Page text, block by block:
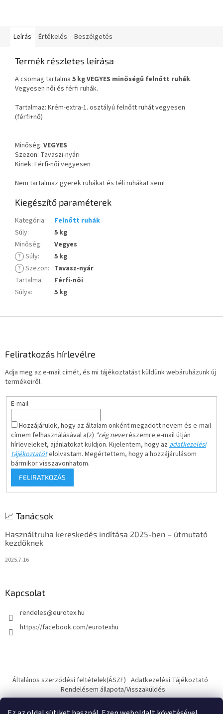
Leírás Értékelés Beszélgetés
Termék részletes leírása
A csomag tartalma 5 kg VEGYES minőségű felnőtt ruhák.
Vegyesen női és férfi ruhák.
Tartalmaz: Krém-extra-1. osztályú felnőtt ruhát vegyesen
(férfi+nő)
Minőség: VEGYES
Szezon: Tavaszi-nyári
Kinek: Férfi-női vegyesen
Nem tartalmaz gyerek ruhákat és téli ruhákat sem!
Kiegészítő paraméterek
Kategória:
Felnőtt ruhák
Súly:
5 kg
Minőség:
Vegyes
? Súly:
5 kg
? Szezon: Tavasz-nyár
Tartalma:
Férfi-női
Súlya: 5 kg
Feliratkozás hírlevélre
Adja meg az e-mail címét, és mi tájékoztatást küldünk webáruházunk új
termékeiről.
E-mail
Hozzájárulok, hogy az általam önként megadott nevem és e-mail
címem felhasználásával a(z) *cég neverészemre e-mail útján
hírleveleket, ajánlatokat küldjön. Kijelentem, hogy azadatkezelési
tájékoztatótelolvastam. Megértettem, hogy a hozzájárulásom
bármikor visszavonhatom.
FELIRATKOZÁS
📈 Tanácsok
Használtruha kereskedés indítása 2025-ben – útmutató
kezdőknek
2025.7.16
Kapcsolat
rendeles@eurotex.hu
https://facebook.com/eurotexhu
Általános szerződési feltételek(ÁSZF) Adatkezelési Tájékoztató
Rendelésem állapota/Visszaküldés